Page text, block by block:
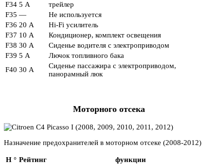
F34 5 А
трейлер
F35 —
Не используется
F36 20 А
Hi-Fi усилитель
F37 10 А
Кондиционер, комплект освещения
F38 30 А
Сиденье водителя с электроприводом
F39 5 А
Лючок топливного бака
F40 30 А
Сиденье пассажира с электроприводом,
панорамный люк
Моторного отсека
Назначение предохранителей в моторном отсеке (2008-2012)
Н ° Рейтинг
функции